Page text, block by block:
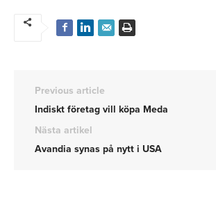
Previous article
Indiskt företag vill köpa Meda
Nästa artikel
Avandia synas på nytt i USA